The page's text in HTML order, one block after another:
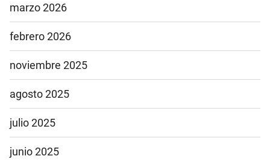
marzo 2026
febrero 2026
noviembre 2025
agosto 2025
julio 2025
junio 2025